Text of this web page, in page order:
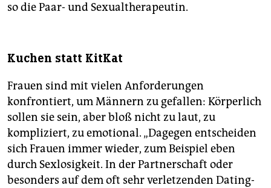
so die Paar- und Sexualtherapeutin.
Kuchen statt KitKat
Frauen sind mit vielen Anforderungen
konfrontiert, um Männern zu gefallen: Körperlich
sollen sie sein, aber bloß nicht zu laut, zu
kompliziert, zu emotional. „Dagegen entscheiden
sich Frauen immer wieder, zum Beispiel eben
durch Sexlosigkeit. In der Partnerschaft oder
besonders auf dem oft sehr verletzenden Dating-